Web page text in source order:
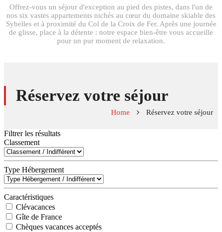
Offrez-vous un séjour d'exception au pied des pistes, dans l'un de
nos six vastes appartements nichés au cœur du domaine skiable des
Sybelles et à proximité du Col de la Croix de Fer. Après une journée
de glisse, place à la détente : notre espace bien-être vous accueille
pour un pur moment de relaxation.
Réservez votre séjour
Home Réservez votre séjour
Filtrer les résultats
Classement
Type Hébergement
Caractéristiques
Clévacances
Gîte de France
Chèques vacances acceptés